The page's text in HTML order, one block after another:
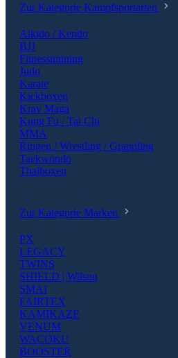
Zur Kategorie Kampfsportarten
Aikido / Kendo
BJJ
Fitnesstraining
Judo
Karate
Kickboxen
Krav Maga
Kung Fu / Tai Chi
MMA
Ringen / Wrestling / Grappling
Taekwondo
Thaiboxen
Zur Kategorie Marken
PX
LEGACY
TWINS
SHIELD | Wilson
SMAI
FAIRTEX
KAMIKAZE
VENUM
WACOKU
BOOSTER